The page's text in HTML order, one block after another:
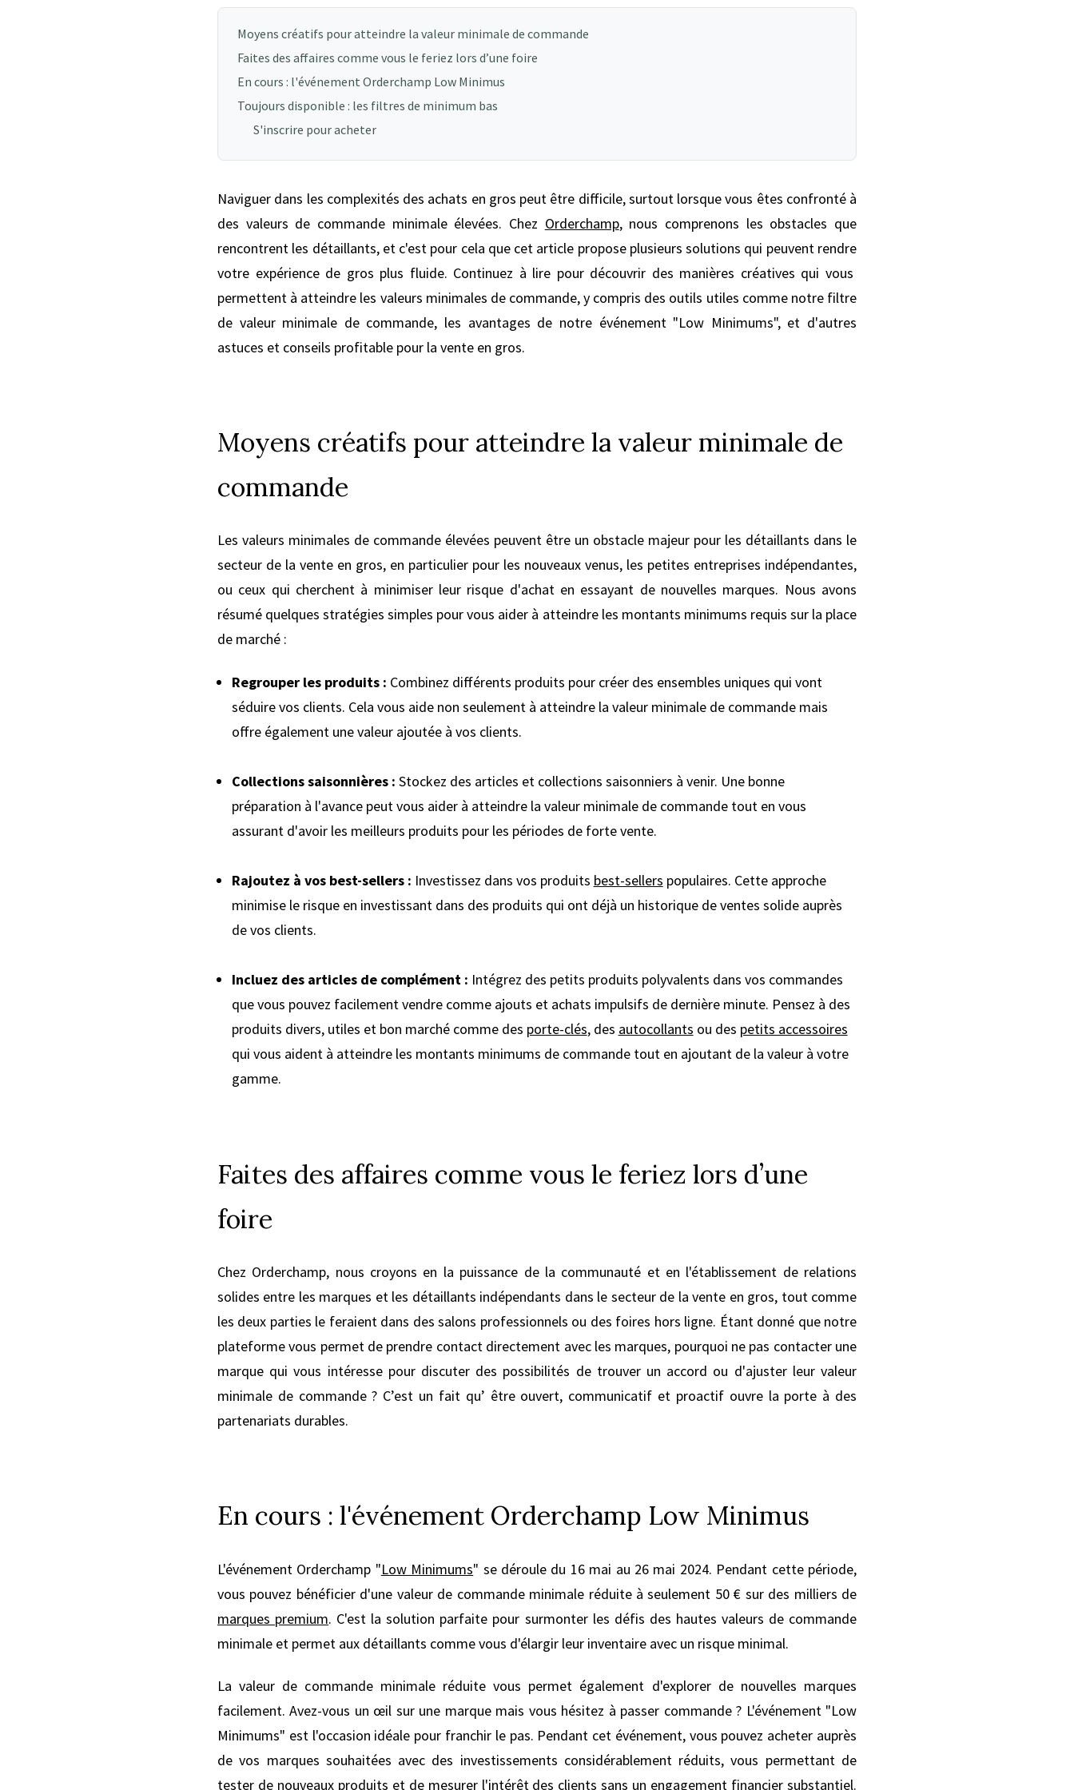
Moyens créatifs pour atteindre la valeur minimale de commande
Faites des affaires comme vous le feriez lors d’une foire
En cours : l'événement Orderchamp Low Minimus
Toujours disponible : les filtres de minimum bas
S'inscrire pour acheter
Naviguer dans les complexités des achats en gros peut être difficile, surtout lorsque vous êtes confronté à
des valeurs de commande minimale élevées. Chez Orderchamp, nous comprenons les obstacles que
rencontrent les détaillants, et c'est pour cela que cet article propose plusieurs solutions qui peuvent rendre
votre expérience de gros plus fluide. Continuez à lire pour découvrir des manières créatives qui vous
permettent à atteindre les valeurs minimales de commande, y compris des outils utiles comme notre filtre
de valeur minimale de commande, les avantages de notre événement "Low Minimums", et d'autres
astuces et conseils profitable pour la vente en gros.
Moyens créatifs pour atteindre la valeur minimale de
commande
Les valeurs minimales de commande élevées peuvent être un obstacle majeur pour les détaillants dans le
secteur de la vente en gros, en particulier pour les nouveaux venus, les petites entreprises indépendantes,
ou ceux qui cherchent à minimiser leur risque d'achat en essayant de nouvelles marques. Nous avons
résumé quelques stratégies simples pour vous aider à atteindre les montants minimums requis sur la place
de marché :
Regrouper les produits : Combinez différents produits pour créer des ensembles uniques qui vont
séduire vos clients. Cela vous aide non seulement à atteindre la valeur minimale de commande mais
offre également une valeur ajoutée à vos clients.
Collections saisonnières : Stockez des articles et collections saisonniers à venir. Une bonne
préparation à l'avance peut vous aider à atteindre la valeur minimale de commande tout en vous
assurant d'avoir les meilleurs produits pour les périodes de forte vente.
Rajoutez à vos best-sellers : Investissez dans vos produits best-sellers populaires. Cette approche
minimise le risque en investissant dans des produits qui ont déjà un historique de ventes solide auprès
de vos clients.
Incluez des articles de complément : Intégrez des petits produits polyvalents dans vos commandes
que vous pouvez facilement vendre comme ajouts et achats impulsifs de dernière minute. Pensez à des
produits divers, utiles et bon marché comme des porte-clés, des autocollants ou des petits accessoires
qui vous aident à atteindre les montants minimums de commande tout en ajoutant de la valeur à votre
gamme.
Faites des affaires comme vous le feriez lors d’une
foire
Chez Orderchamp, nous croyons en la puissance de la communauté et en l'établissement de relations
solides entre les marques et les détaillants indépendants dans le secteur de la vente en gros, tout comme
les deux parties le feraient dans des salons professionnels ou des foires hors ligne. Étant donné que notre
plateforme vous permet de prendre contact directement avec les marques, pourquoi ne pas contacter une
marque qui vous intéresse pour discuter des possibilités de trouver un accord ou d'ajuster leur valeur
minimale de commande ? C’est un fait qu’ être ouvert, communicatif et proactif ouvre la porte à des
partenariats durables.
En cours : l'événement Orderchamp Low Minimus
L'événement Orderchamp "Low Minimums" se déroule du 16 mai au 26 mai 2024. Pendant cette période,
vous pouvez bénéficier d'une valeur de commande minimale réduite à seulement 50 € sur des milliers de
marques premium. C'est la solution parfaite pour surmonter les défis des hautes valeurs de commande
minimale et permet aux détaillants comme vous d'élargir leur inventaire avec un risque minimal.
La valeur de commande minimale réduite vous permet également d'explorer de nouvelles marques
facilement. Avez-vous un œil sur une marque mais vous hésitez à passer commande ? L'événement "Low
Minimums" est l'occasion idéale pour franchir le pas. Pendant cet événement, vous pouvez acheter auprès
de vos marques souhaitées avec des investissements considérablement réduits, vous permettant de
tester de nouveaux produits et de mesurer l'intérêt des clients sans un engagement financier substantiel.